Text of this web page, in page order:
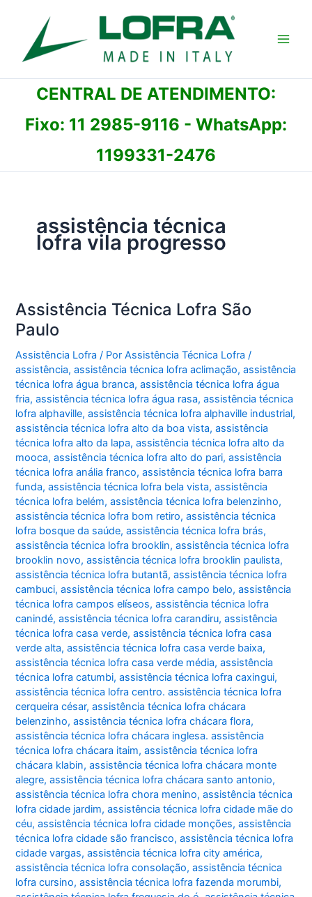
conteúdo
CENTRAL DE ATENDIMENTO:
Fixo: 11 2985-9116 - WhatsApp:
1199331-2476
assistência técnica
lofra vila progresso
Assistência Técnica Lofra São
Paulo
Assistência Lofra / PorAssistência Técnica Lofra/
assistência,assistência técnica lofra aclimação,assistência
técnica lofra água branca,assistência técnica lofra água
fria,assistência técnica lofra água rasa,assistência técnica
lofra alphaville,assistência técnica lofra alphaville industrial,
assistência técnica lofra alto da boa vista,assistência
técnica lofra alto da lapa,assistência técnica lofra alto da
mooca,assistência técnica lofra alto do pari,assistência
técnica lofra anália franco,assistência técnica lofra barra
funda,assistência técnica lofra bela vista,assistência
técnica lofra belém,assistência técnica lofra belenzinho,
assistência técnica lofra bom retiro,assistência técnica
lofra bosque da saúde,assistência técnica lofra brás,
assistência técnica lofra brooklin,assistência técnica lofra
brooklin novo,assistência técnica lofra brooklin paulista,
assistência técnica lofra butantã,assistência técnica lofra
cambuci,assistência técnica lofra campo belo,assistência
técnica lofra campos elíseos,assistência técnica lofra
canindé,assistência técnica lofra carandiru,assistência
técnica lofra casa verde,assistência técnica lofra casa
verde alta,assistência técnica lofra casa verde baixa,
assistência técnica lofra casa verde média,assistência
técnica lofra catumbi,assistência técnica lofra caxingui,
assistência técnica lofra centro. assistência técnica lofra
cerqueira césar,assistência técnica lofra chácara
belenzinho,assistência técnica lofra chácara flora,
assistência técnica lofra chácara inglesa. assistência
técnica lofra chácara itaim,assistência técnica lofra
chácara klabin,assistência técnica lofra chácara monte
alegre,assistência técnica lofra chácara santo antonio,
assistência técnica lofra chora menino,assistência técnica
lofra cidade jardim,assistência técnica lofra cidade mãe do
céu,assistência técnica lofra cidade monções,assistência
técnica lofra cidade são francisco,assistência técnica lofra
cidade vargas,assistência técnica lofra city américa,
assistência técnica lofra consolação,assistência técnica
lofra cursino,assistência técnica lofra fazenda morumbi,